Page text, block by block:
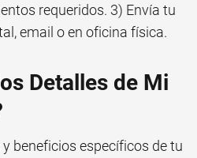
requeridos. 3) Envía tu
email o en oficina física.
Detalles de Mi
beneficios específicos de tu